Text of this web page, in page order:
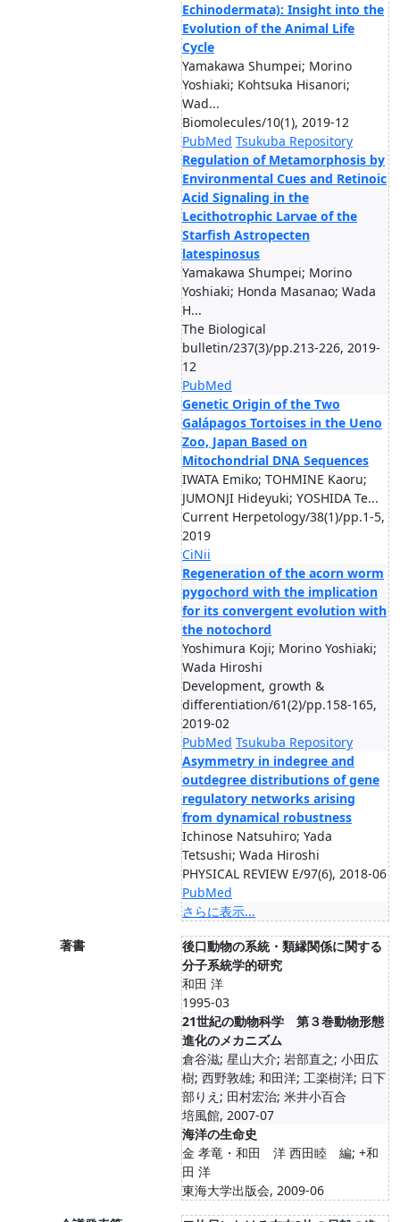
Echinodermata): Insight into the
Evolution of the Animal Life
Cycle
Yamakawa Shumpei; Morino
Yoshiaki; Kohtsuka Hisanori;
Wad...
Biomolecules/10(1), 2019-12
PubMed Tsukuba Repository
Regulation of Metamorphosis by
Environmental Cues and Retinoic
Acid Signaling in the
Lecithotrophic Larvae of the
Starfish Astropecten
latespinosus
Yamakawa Shumpei; Morino
Yoshiaki; Honda Masanao; Wada
H...
The Biological
bulletin/237(3)/pp.213-226, 2019-
12
PubMed
Genetic Origin of the Two
Galápagos Tortoises in the Ueno
Zoo, Japan Based on
Mitochondrial DNA Sequences
IWATA Emiko; TOHMINE Kaoru;
JUMONJI Hideyuki; YOSHIDA Te...
Current Herpetology/38(1)/pp.1-5,
2019
CiNii
Regeneration of the acorn worm
pygochord with the implication
for its convergent evolution with
the notochord
Yoshimura Koji; Morino Yoshiaki;
Wada Hiroshi
Development, growth &
differentiation/61(2)/pp.158-165,
2019-02
PubMed Tsukuba Repository
Asymmetry in indegree and
outdegree distributions of gene
regulatory networks arising
from dynamical robustness
Ichinose Natsuhiro; Yada
Tetsushi; Wada Hiroshi
PHYSICAL REVIEW E/97(6), 2018-06
PubMed
さらに表示...
著書
後口動物の系統・類縁関係に関する
分子系統学的研究
和田 洋
1995-03
21世紀の動物科学 第３巻動物形態
進化のメカニズム
倉谷滋; 星山大介; 岩部直之; 小田広
樹; 西野敦雄; 和田洋; 工楽樹洋; 日下
部りえ; 田村宏治; 米井小百合
培風館, 2007-07
海洋の生命史
金 孝竜・和田 洋 西田睦 編; +和
田 洋
東海大学出版会, 2009-06